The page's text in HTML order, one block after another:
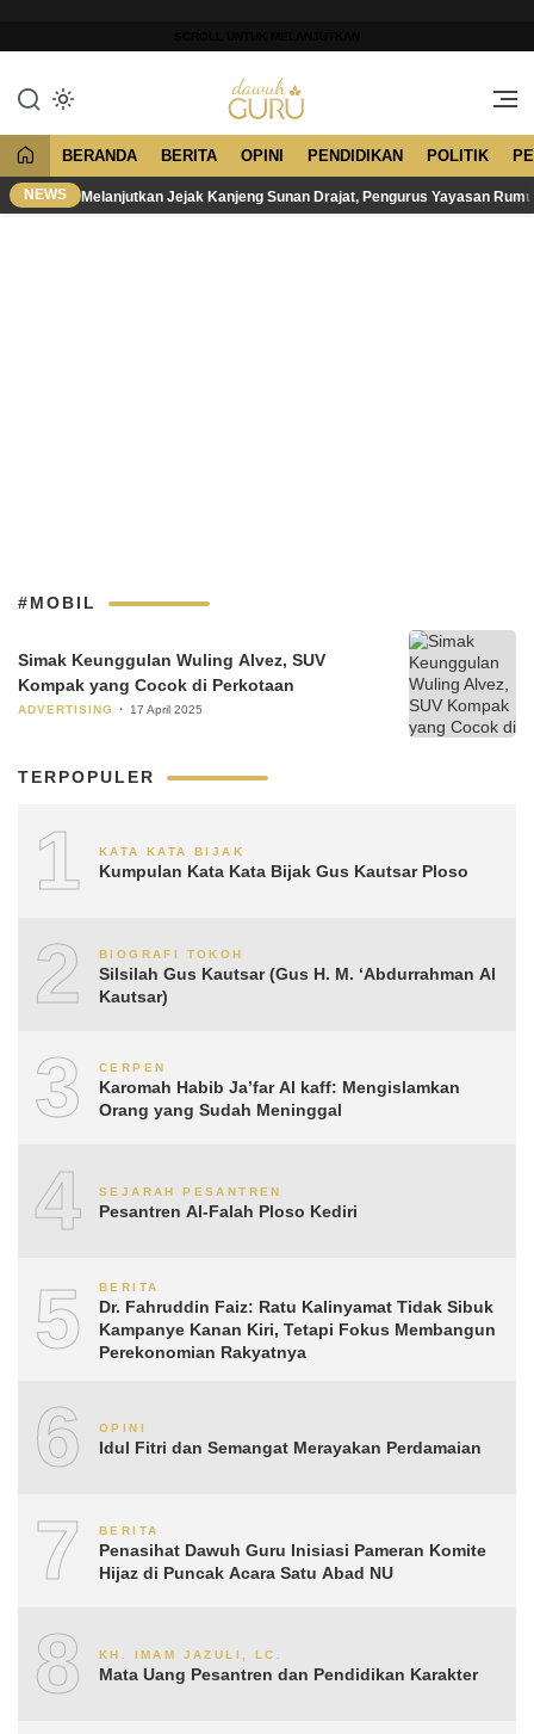
konten
Dawuh Guru
Merawat Tradisi, Membangun
BERANDA BERITA OPINI PENDIDIKAN POLITIK
NEWS Melanjutkan Jejak Kanjeng Sunan Drajat, Pengurus Yayasan
#MOBIL
Simak Keunggulan Wuling Alvez, SUV
Kompak yang Cocok di Perkotaan
ADVERTISING 17 April 2025
TERPOPULER
1 KATA KATA BIJAK
Kumpulan Kata Kata Bijak Gus Kautsar Ploso
2 BIOGRAFI TOKOH
Silsilah Gus Kautsar (Gus H. M. ‘Abdurrahman Al
Kautsar)
3 CERPEN
Karomah Habib Ja’far Al kaff: Mengislamkan
Orang yang Sudah Meninggal
4 SEJARAH PESANTREN
Pesantren Al-Falah Ploso Kediri
5 BERITA
Dr. Fahruddin Faiz: Ratu Kalinyamat Tidak Sibuk
Kampanye Kanan Kiri, Tetapi Fokus Membangun
Perekonomian Rakyatnya
6 OPINI
Idul Fitri dan Semangat Merayakan Perdamaian
7 BERITA
Penasihat Dawuh Guru Inisiasi Pameran Komite
Hijaz di Puncak Acara Satu Abad NU
8 KH. IMAM JAZULI, LC.
Mata Uang Pesantren dan Pendidikan Karakter